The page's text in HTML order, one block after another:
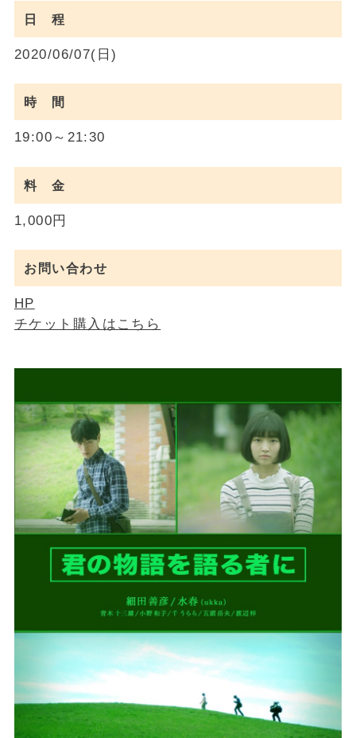
日 程
2020/06/07(日)
時 間
19:00～21:30
料 金
1,000円
お問い合わせ
HP
チケット購入はこちら